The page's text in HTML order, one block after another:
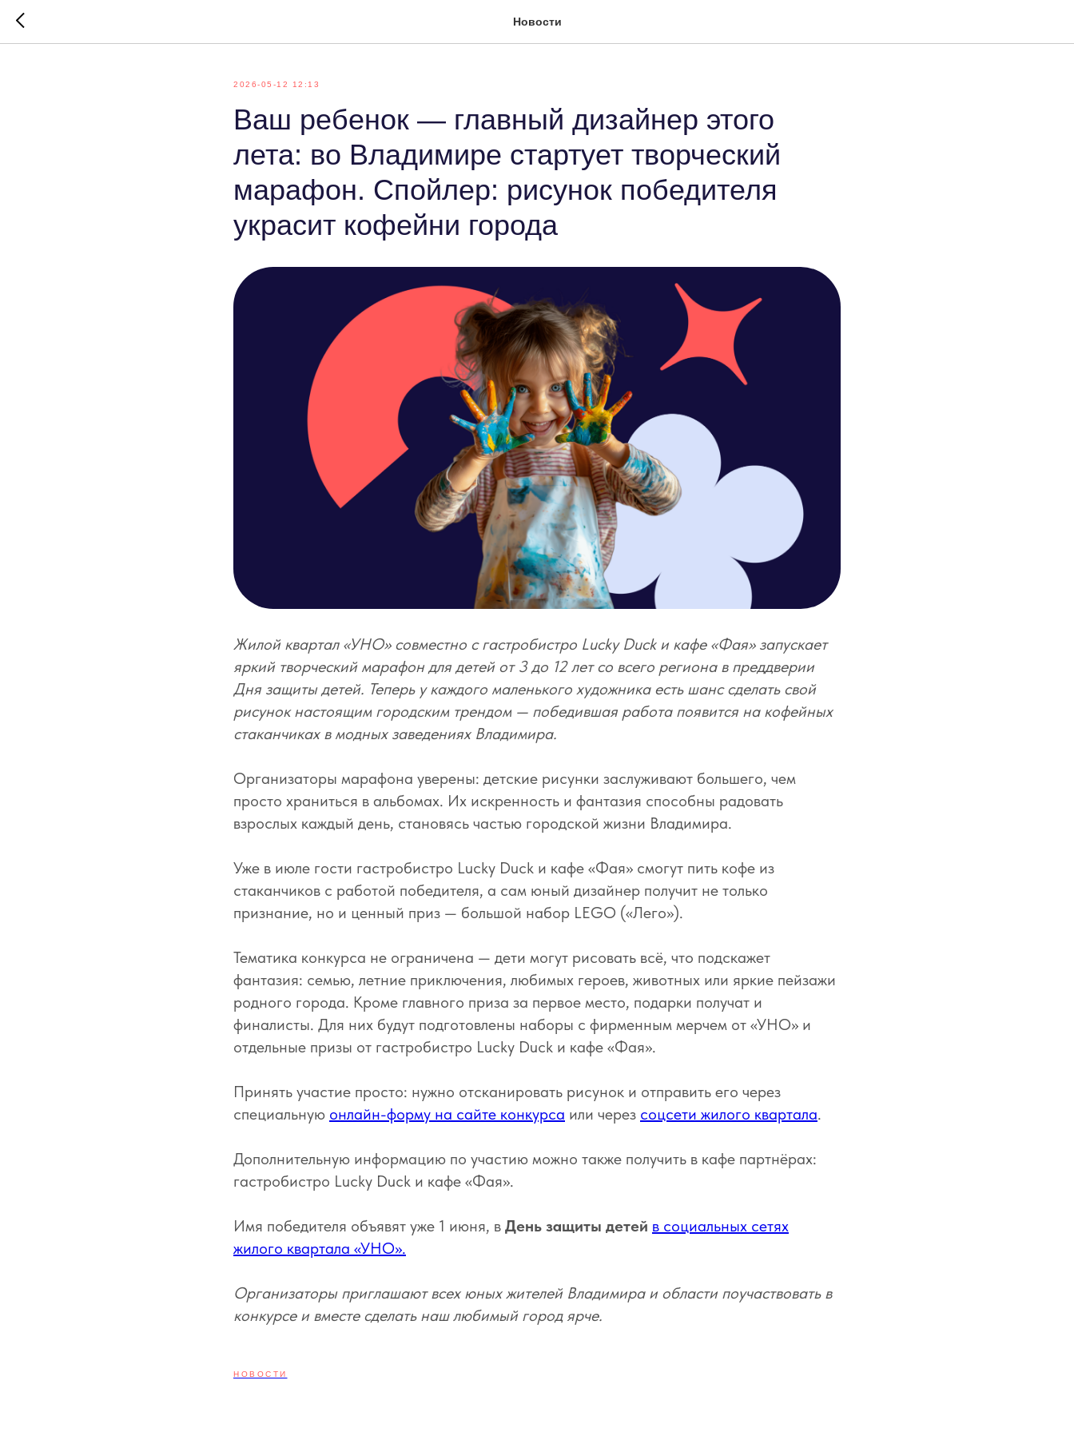
Новости
2026-05-12 12:13
Ваш ребенок — главный дизайнер этого
лета: во Владимире стартует творческий
марафон. Спойлер: рисунок победителя
украсит кофейни города
Жилой квартал «УНО» совместно с гастробистро Lucky Duck и кафе «Фая» запускает
яркий творческий марафон для детей от 3 до 12 лет со всего региона в преддверии
Дня защиты детей. Теперь у каждого маленького художника есть шанс сделать свой
рисунок настоящим городским трендом — победившая работа появится на кофейных
стаканчиках в модных заведениях Владимира.
Организаторы марафона уверены: детские рисунки заслуживают большего, чем
просто храниться в альбомах. Их искренность и фантазия способны радовать
взрослых каждый день, становясь частью городской жизни Владимира.
Уже в июле гости гастробистро Lucky Duck и кафе «Фая» смогут пить кофе из
стаканчиков с работой победителя, а сам юный дизайнер получит не только
признание, но и ценный приз — большой набор LEGO («Лего»).
Тематика конкурса не ограничена — дети могут рисовать всё, что подскажет
фантазия: семью, летние приключения, любимых героев, животных или яркие пейзажи
родного города. Кроме главного приза за первое место, подарки получат и
финалисты. Для них будут подготовлены наборы с фирменным мерчем от «УНО» и
отдельные призы от гастробистро Lucky Duck и кафе «Фая».
Принять участие просто: нужно отсканировать рисунок и отправить его через
специальную онлайн-форму на сайте конкурса или через соцсети жилого квартала.
Дополнительную информацию по участию можно также получить в кафе партнёрах:
гастробистро Lucky Duck и кафе «Фая».
Имя победителя объявят уже 1 июня, в День защиты детей в социальных сетях
жилого квартала «УНО».
Организаторы приглашают всех юных жителей Владимира и области поучаствовать в
конкурсе и вместе сделать наш любимый город ярче.
НОВОСТИ